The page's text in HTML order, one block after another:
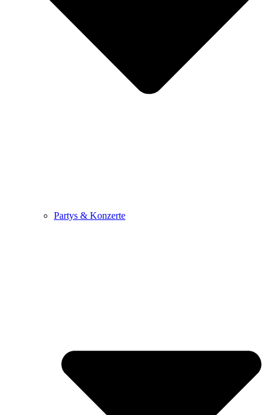
Partys & Konzerte